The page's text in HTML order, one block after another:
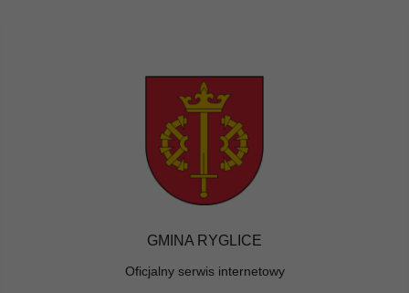
GMINA RYGLICE
Oficjalny serwis internetowy